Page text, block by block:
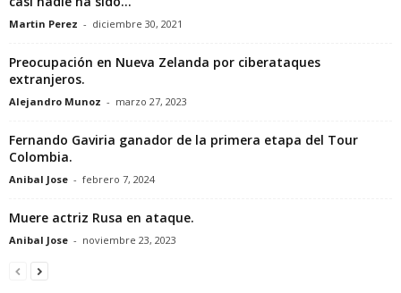
Martin Perez - diciembre 30, 2021
Preocupación en Nueva Zelanda por ciberataques
extranjeros.
Alejandro Munoz - marzo 27, 2023
Fernando Gaviria ganador de la primera etapa del Tour
Colombia.
Anibal Jose - febrero 7, 2024
Muere actriz Rusa en ataque.
Anibal Jose - noviembre 23, 2023